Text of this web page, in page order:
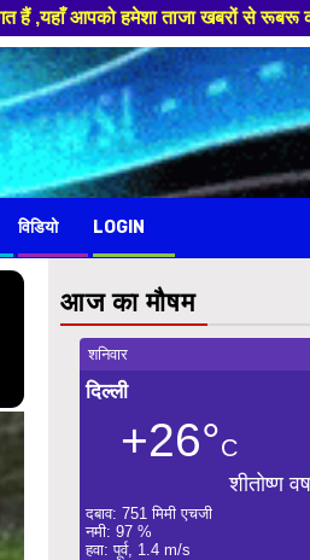
खबरों से रूबरू कराया जाएगा , खबर
विडियो LOGIN
आज का मौषम
शनिवार
दिल्ली
+26°C
शीतोष्ण
दबाव: 751 मिमी एचजी
नमी: 97 %
हवा: पूर्व, 1.4 m/s